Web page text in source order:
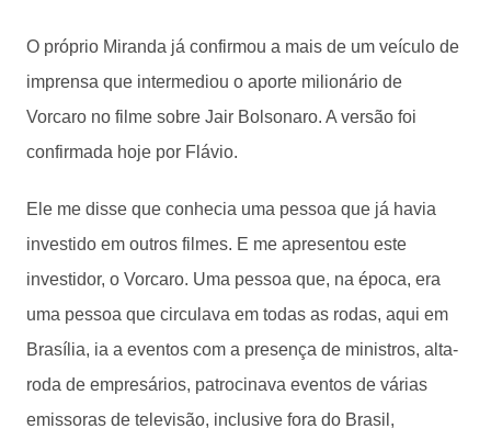
O próprio Miranda já confirmou a mais de um veículo de
imprensa que intermediou o aporte milionário de
Vorcaro no filme sobre Jair Bolsonaro. A versão foi
confirmada hoje por Flávio.
Ele me disse que conhecia uma pessoa que já havia
investido em outros filmes. E me apresentou este
investidor, o Vorcaro. Uma pessoa que, na época, era
uma pessoa que circulava em todas as rodas, aqui em
Brasília, ia a eventos com a presença de ministros, alta-
roda de empresários, patrocinava eventos de várias
emissoras de televisão, inclusive fora do Brasil,